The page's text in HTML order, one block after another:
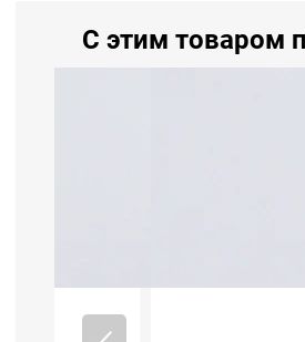
С этим товаром